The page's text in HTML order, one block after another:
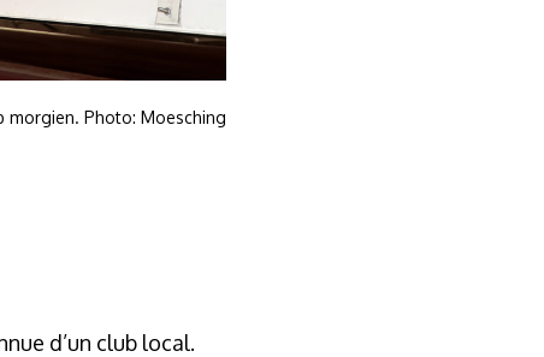
morgien. Photo: Moesching
d’un club local.